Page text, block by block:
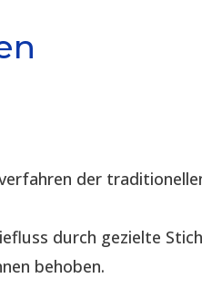
der
durch gezielte
behoben.